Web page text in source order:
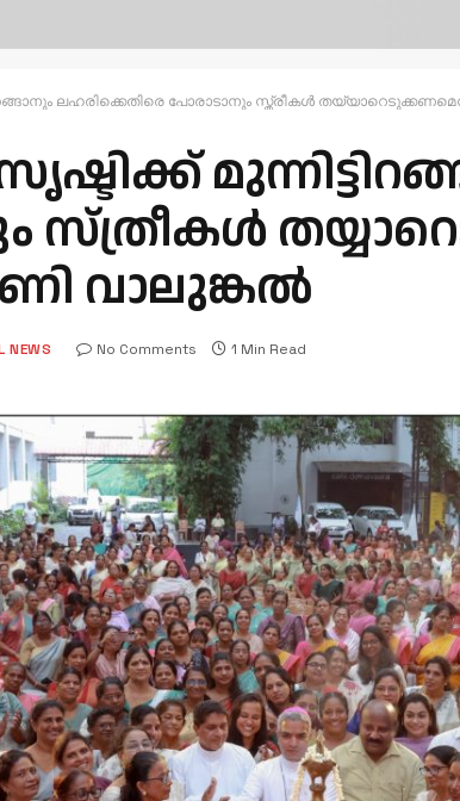
ലഹരിക്കെതിരെ പോരാടാനും സ്ത്രീകൾ
സ്ത്രീകൾ
വാലുങ്കൽ
NEWS No Comments 1 Min Read